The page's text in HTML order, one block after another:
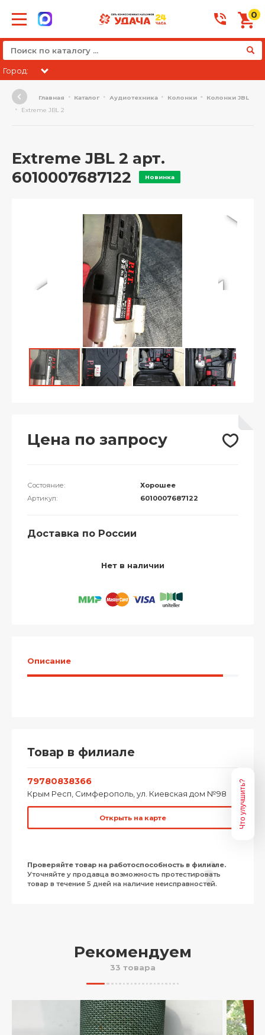
0
Город:
Главная Каталог Аудиотехника Колонки
Колонки JBL
Extreme JBL 2
Extreme JBL 2 арт.
6010007687122
Новинка
Цена по запросу
Состояние:
Хорошее
Артикул:
6010007687122
Доставка по России
Нет в наличии
Описание
Товар в филиале
79780838366
Крым Респ, Симферополь, ул. Киевская дом №98
Открыть на карте
Проверяйте товар на работоспособность в филиале.
Уточняйте у продавца возможность протестировать
товар в течение 5 дней на наличие неисправностей.
Рекомендуем
33 товара
Что улучшить?